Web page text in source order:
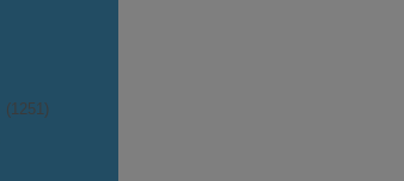
(1251)